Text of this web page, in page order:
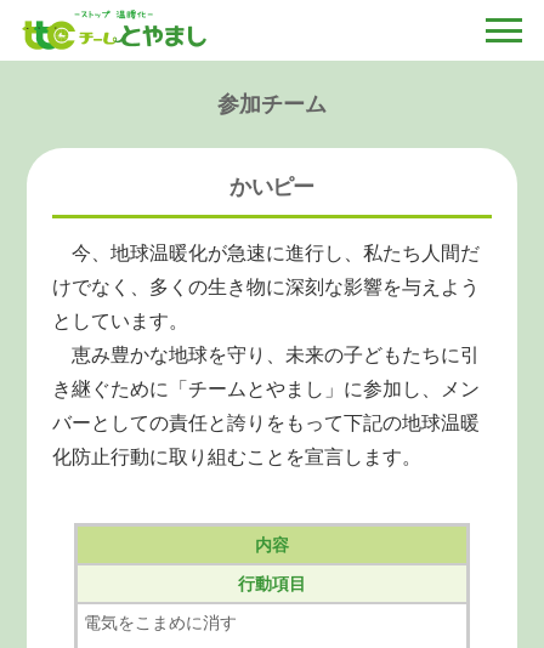
参加チーム
かいピー
今、地球温暖化が急速に進行し、私たち人間だ
けでなく、多くの生き物に深刻な影響を与えよう
としています。
恵み豊かな地球を守り、未来の子どもたちに引
き継ぐために「チームとやまし」に参加し、メン
バーとしての責任と誇りをもって下記の地球温暖
化防止行動に取り組むことを宣言します。
内容
行動項目
電気をこまめに消す